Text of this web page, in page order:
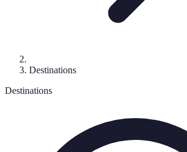
Destinations
Destinations